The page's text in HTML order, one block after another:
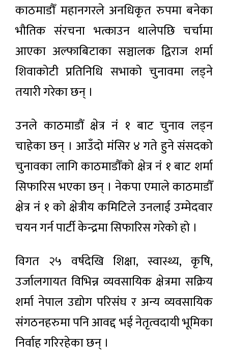
काठमाडौँ महानगरले अनधिकृत रुपमा बनेका
भौतिक संरचना भत्काउन थालेपछि चर्चामा
आएका अल्फाबिटाका सञ्चालक द्विराज शर्मा
शिवाकोटी प्रतिनिधि सभाको चुनावमा लड्ने
तयारी गरेका छन् ।
उनले काठमाडौं क्षेत्र नं १ बाट चुनाव लड्न
चाहेका छन् । आउँदो मंसिर ४ गते हुने संसदको
चुनावका लागि काठमाडौँको क्षेत्र नं १ बाट शर्मा
सिफारिस भएका छन् । नेकपा एमाले काठमाडौँ
क्षेत्र नं १ को क्षेत्रीय कमिटिले उनलाई उम्मेदवार
चयन गर्न पार्टी केन्द्रमा सिफारिस गरेको हो ।
विगत २५ वर्षदेखि शिक्षा, स्वास्थ्य, कृषि,
उर्जालगायत विभिन्न व्यवसायिक क्षेत्रमा सक्रिय
शर्मा नेपाल उद्योग परिसंघ र अन्य व्यवसायिक
संगठनहरुमा पनि आवद्द भई नेतृत्वदायी भूमिका
निर्वाह गरिरहेका छन् ।